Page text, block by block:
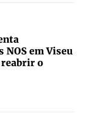
NOS em Viseu
reabrir o